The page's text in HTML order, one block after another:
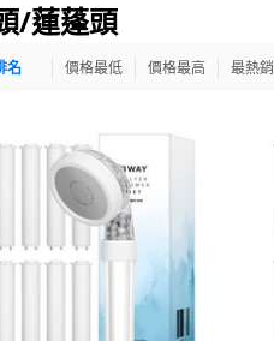
/蓮蓬頭
名 價格最低 價格最高 最熱銷